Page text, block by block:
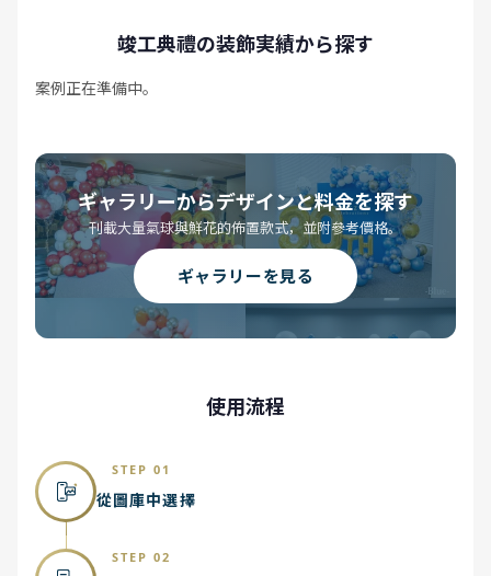
竣工典禮の装飾実績から探す
案例正在準備中。
ギャラリーからデザインと料金を探す
刊載大量氣球與鮮花的佈置款式，並附參考價格。
ギャラリーを見る
使用流程
STEP 01
從圖庫中選擇
STEP 02